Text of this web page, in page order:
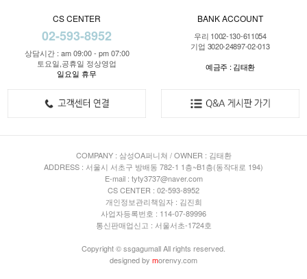
CS CENTER
02-593-8952
상담시간 : am 09:00 - pm 07:00
토요일,공휴일 정상영업
일요일 휴무
BANK ACCOUNT
우리 1002-130-611054
기업 3020-24897-02-013
예금주 : 김태환
COMPANY : 삼성OA퍼니쳐 / OWNER : 김태환
ADDRESS : 서울시 서초구 방배동 782-1 1층~B1층(동작대로 194)
E-mail : tyty3737@naver.com
CS CENTER : 02-593-8952
개인정보관리책임자 : 김진희
사업자등록번호 : 114-07-89996
통신판매업신고 : 서울서초-1724호
Copyright © ssgagumall All rights reserved.
designed by morenvy.com